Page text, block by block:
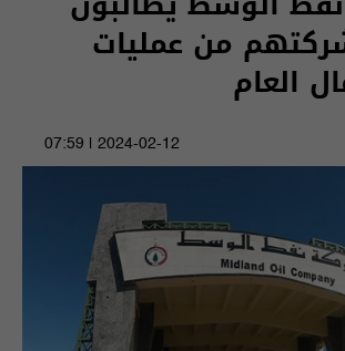
من عمليات
العام
2024-02-12 | 07:59